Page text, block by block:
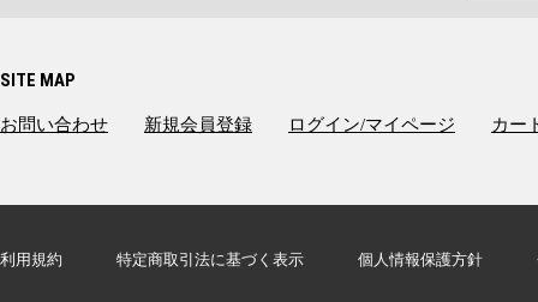
SITE MAP
お問い合わせ 新規会員登録 ログイン/マイページ カー
利用規約 特定商取引法に基づく表示 個人情報保護方針